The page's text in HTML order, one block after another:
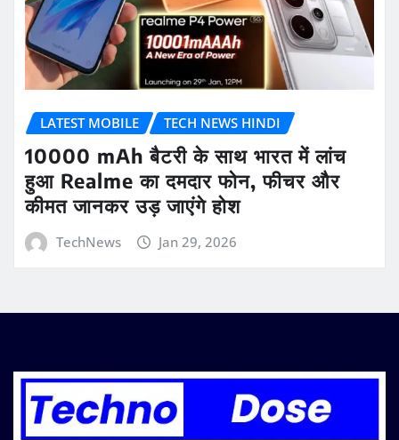
LATEST MOBILE TECH NEWS HINDI
10000 mAh बैटरी के साथ भारत में लांच
हुआ Realme का दमदार फोन, फीचर और
कीमत जानकर उड़ जाएंगे होश
TechNews Jan 29, 2026